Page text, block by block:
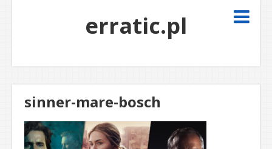
erratic.pl
sinner-mare-bosch